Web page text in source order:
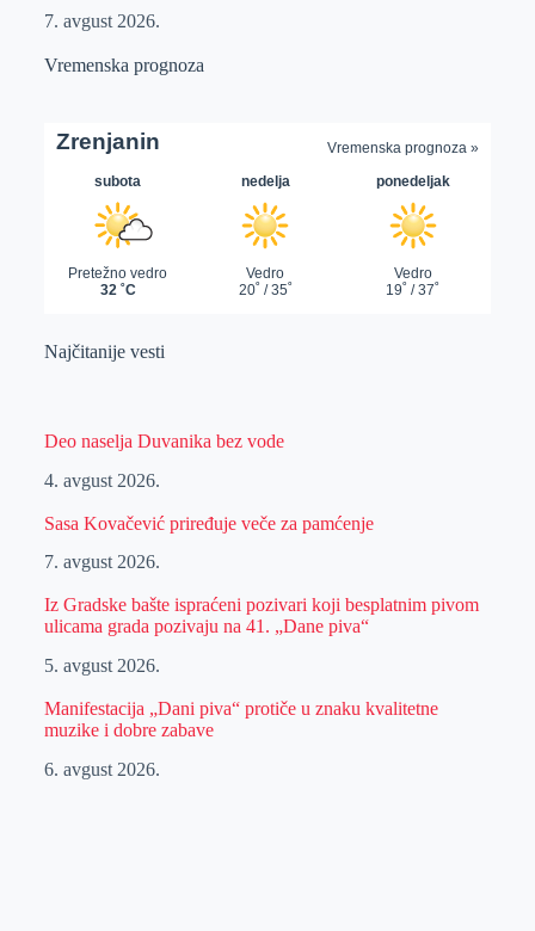
7. avgust 2026.
Vremenska prognoza
Najčitanije vesti
Deo naselja Duvanika bez vode
4. avgust 2026.
Sasa Kovačević priređuje veče za pamćenje
7. avgust 2026.
Iz Gradske bašte ispraćeni pozivari koji besplatnim pivom
ulicama grada pozivaju na 41. „Dane piva“
5. avgust 2026.
Manifestacija „Dani piva“ protiče u znaku kvalitetne
muzike i dobre zabave
6. avgust 2026.